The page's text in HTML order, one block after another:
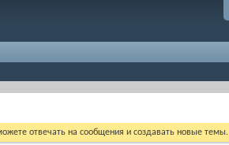
отвечать на сообщения и создавать новые темы.